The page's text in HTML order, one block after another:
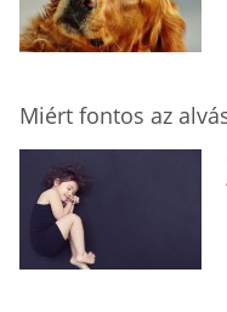
Miért fontos az